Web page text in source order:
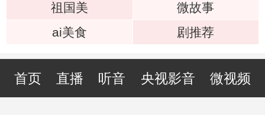
祖国美
微故事
ai美食
剧推荐
首页 直播 听音 央视影音 微视频